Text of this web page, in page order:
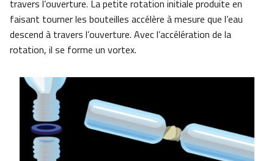
travers l’ouverture. La petite rotation initiale produite en
faisant tourner les bouteilles accélère à mesure que l’eau
descend à travers l’ouverture. Avec l’accélération de la
rotation, il se forme un vortex.